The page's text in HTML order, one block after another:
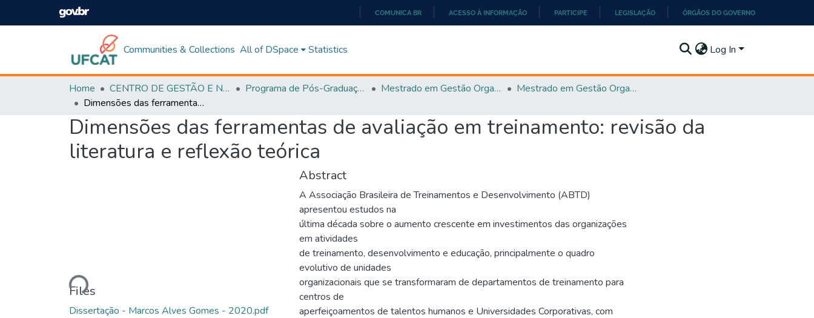
CONTEÚDO
COMUNICA BR ACESSO À INFORMAÇÃO PARTICIPE LEGISLAÇÃO ÓRGÃOS DO GOVERNO
Communities & Collections All of DSpace Statistics Log In
Home CENTRO DE GESTÃO E NEGÓCIOS Programa de Pós-Graduação em Gestão Organizacional (PPGGO) Mestrado em Gestão Organizacional - PPGGO
Mestrado em Gestão Organizacional - PPGGO
Dimensões das ferramentas de avaliação em treinamento: revisão da literatura e reflexão teórica
Dimensões das ferramentas de avaliação em treinamento: revisão da
literatura e reflexão teórica
Loading...
Files
Dissertação - Marcos Alves Gomes - 2020.pdf
Abstract
A Associação Brasileira de Treinamentos e Desenvolvimento (ABTD)
apresentou estudos na
última década sobre o aumento crescente em investimentos das organizações
em atividades
de treinamento, desenvolvimento e educação, principalmente o quadro
evolutivo de unidades
organizacionais que se transformaram de departamentos de treinamento para
centros de
aperfeiçoamentos de talentos humanos e Universidades Corporativas, com